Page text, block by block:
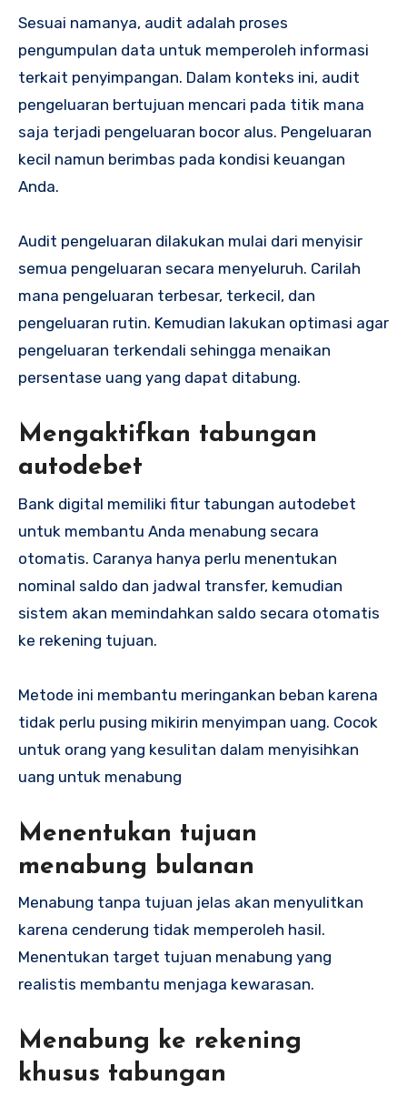
Sesuai namanya, audit adalah proses
pengumpulan data untuk memperoleh informasi
terkait penyimpangan. Dalam konteks ini, audit
pengeluaran bertujuan mencari pada titik mana
saja terjadi pengeluaran bocor alus. Pengeluaran
kecil namun berimbas pada kondisi keuangan
Anda.
Audit pengeluaran dilakukan mulai dari menyisir
semua pengeluaran secara menyeluruh. Carilah
mana pengeluaran terbesar, terkecil, dan
pengeluaran rutin. Kemudian lakukan optimasi agar
pengeluaran terkendali sehingga menaikan
persentase uang yang dapat ditabung.
Mengaktifkan tabungan
autodebet
Bank digital memiliki fitur tabungan autodebet
untuk membantu Anda menabung secara
otomatis. Caranya hanya perlu menentukan
nominal saldo dan jadwal transfer, kemudian
sistem akan memindahkan saldo secara otomatis
ke rekening tujuan.
Metode ini membantu meringankan beban karena
tidak perlu pusing mikirin menyimpan uang. Cocok
untuk orang yang kesulitan dalam menyisihkan
uang untuk menabung
Menentukan tujuan
menabung bulanan
Menabung tanpa tujuan jelas akan menyulitkan
karena cenderung tidak memperoleh hasil.
Menentukan target tujuan menabung yang
realistis membantu menjaga kewarasan.
Menabung ke rekening
khusus tabungan